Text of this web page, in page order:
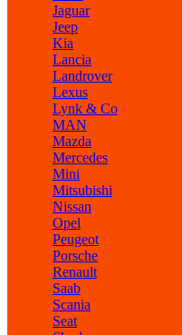
Jaguar
Jeep
Kia
Lancia
Landrover
Lexus
Lynk & Co
MAN
Mazda
Mercedes
Mini
Mitsubishi
Nissan
Opel
Peugeot
Porsche
Renault
Saab
Scania
Seat